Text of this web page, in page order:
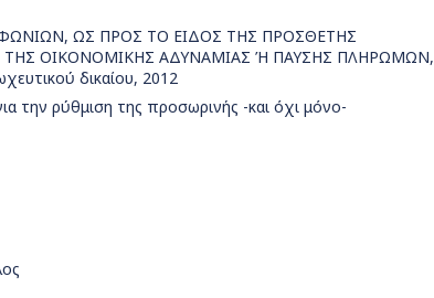
ΩΣ ΠΡΟΣ ΤΟ ΕΙΔΟΣ ΤΗΣ ΠΡΟΣΘΕΤΗΣ
ΟΙΚΟΝΟΜΙΚΗΣ ΑΔΥΝΑΜΙΑΣ Ή ΠΑΥΣΗΣ ΠΛΗΡΩΜΩΝ,
δικαίου, 2012
την ρύθμιση της προσωρινής -και όχι μόνο-